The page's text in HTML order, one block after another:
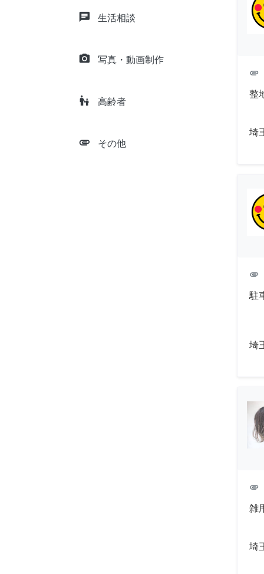
chat 生活相談
camera_alt 写真・動画制作
escalator_warning 高齢者
attachment その他
attachment
整
埼
attachment
駐
埼
attachment
雑
埼